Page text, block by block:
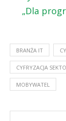
„Dla
BRANŻA IT
CYFRYZACJA
MOBYWATEL